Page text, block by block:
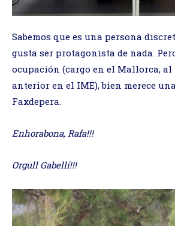
Sabemos que es una persona
gusta ser protagonista de nada.
ocupación (cargo en el Mallorca,
anterior en el IME), bien merece
Faxdepera.
Enhorabona, Rafa!!!
Orgull Gabellí!!!